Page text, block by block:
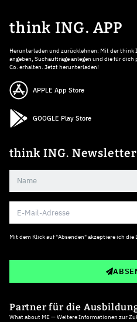
think ING. APP
Herunterladen und zurücklehnen: Mit der think
angeben, Suchaufträge anlegen und die für
Co. erhalten. Jetzt herunterladen!
APPLE App Store
GOOGLE Play Store
think ING. Newsletter
Mit dem Klick auf "Absenden" akzeptiere ich die
Partner für die
What about ME — Weitere Informationen zur